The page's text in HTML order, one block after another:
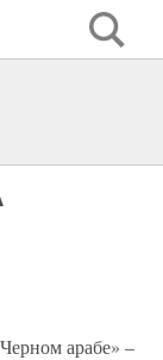
арабе» –